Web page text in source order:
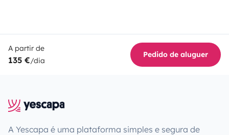
A partir de
135 €/dia
Pedido de aluguer
A Yescapa é uma plataforma simples e segura de